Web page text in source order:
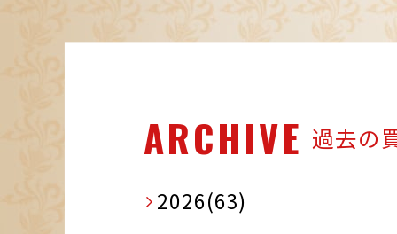
ARCHIVE 過去の
2026(63)